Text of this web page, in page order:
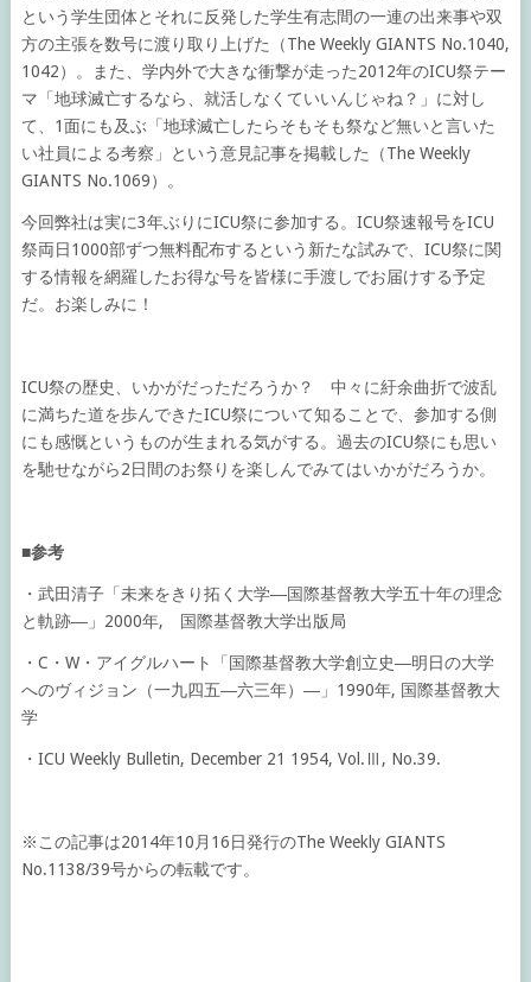
という学生団体とそれに反発した学生有志間の一連の出来事や双
方の主張を数号に渡り取り上げた（The Weekly GIANTS No.1040,
1042）。また、学内外で大きな衝撃が走った2012年のICU祭テー
マ「地球滅亡するなら、就活しなくていいんじゃね？」に対し
て、1面にも及ぶ「地球滅亡したらそもそも祭など無いと言いた
い社員による考察」という意見記事を掲載した（The Weekly
GIANTS No.1069）。
今回弊社は実に3年ぶりにICU祭に参加する。ICU祭速報号をICU
祭両日1000部ずつ無料配布するという新たな試みで、ICU祭に関
する情報を網羅したお得な号を皆様に手渡しでお届けする予定
だ。お楽しみに！
ICU祭の歴史、いかがだっただろうか？ 中々に紆余曲折で波乱
に満ちた道を歩んできたICU祭について知ることで、参加する側
にも感慨というものが生まれる気がする。過去のICU祭にも思い
を馳せながら2日間のお祭りを楽しんでみてはいかがだろうか。
■参考
・武田清子「未来をきり拓く大学―国際基督教大学五十年の理念
と軌跡―」2000年, 国際基督教大学出版局
・C・W・アイグルハート「国際基督教大学創立史―明日の大学
へのヴィジョン（一九四五―六三年）―」1990年, 国際基督教大
学
・ICU Weekly Bulletin, December 21 1954, Vol.Ⅲ, No.39.
※この記事は2014年10月16日発行のThe Weekly GIANTS
No.1138/39号からの転載です。